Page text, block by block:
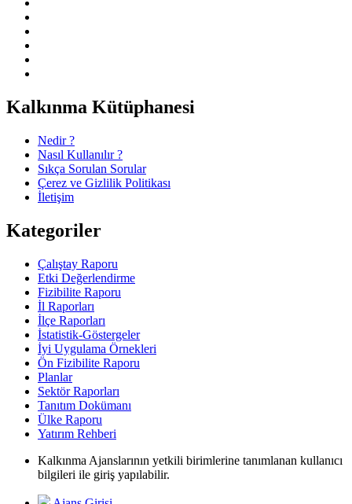
Kalkınma Kütüphanesi
Nedir ?
Nasıl Kullanılır ?
Sıkça Sorulan Sorular
Çerez ve Gizlilik Politikası
İletişim
Kategoriler
Çalıştay Raporu
Etki Değerlendirme
Fizibilite Raporu
İl Raporları
İlçe Raporları
İstatistik-Göstergeler
İyi Uygulama Örnekleri
Ön Fizibilite Raporu
Planlar
Sektör Raporları
Tanıtım Dokümanı
Ülke Raporu
Yatırım Rehberi
Kalkınma Ajanslarının yetkili birimlerine tanımlanan kullanıcı
bilgileri ile giriş yapılabilir.